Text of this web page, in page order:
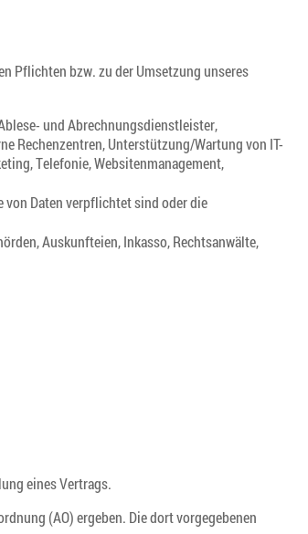
Pflichten bzw. zu der Umsetzung unseres
und Abrechnungsdienstleister,
Rechenzentren, Unterstützung/Wartung von IT-
Telefonie, Websitenmanagement,
Daten verpflichtet sind oder die
Auskunfteien, Inkasso, Rechtsanwälte,
eines Vertrags.
(AO) ergeben. Die dort vorgegebenen